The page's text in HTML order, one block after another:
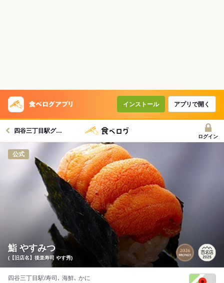
インストール アプリで開く
四谷三丁目駅グルメへ
ログイン
公式
鮨 やすみつ
(【旧店名】後楽寿司 やす秀)
四谷三丁目駅/寿司､ 海鮮､ かに